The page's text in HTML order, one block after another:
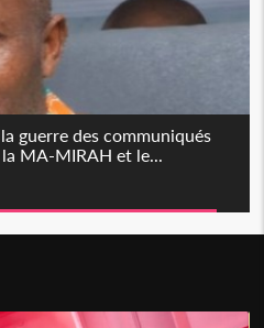
guerre des communiqués
MA-MIRAH et le...